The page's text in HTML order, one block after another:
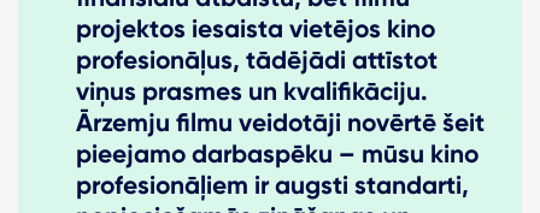
projektos iesaista vietējos kino
profesionāļus, tādējādi attīstot
viņus prasmes un kvalifikāciju.
Ārzemju filmu veidotāji novērtē šeit
pieejamo darbaspēku – mūsu kino
profesionāļiem ir augsti standarti,